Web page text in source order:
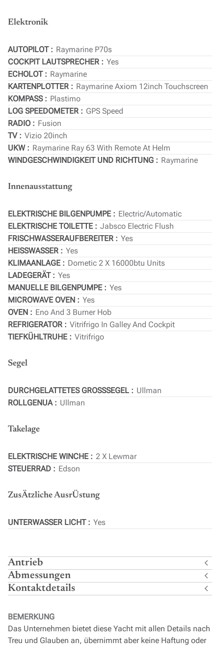
Elektronik
AUTOPILOT
Raymarine P70s
COCKPIT LAUTSPRECHER
Yes
ECHOLOT
Raymarine
KARTENPLOTTER
Raymarine Axiom 12inch Touchscreen
KOMPASS
Plastimo
LOG SPEEDOMETER
GPS Speed
RADIO
Fusion
TV
Vizio 20inch
UKW
Raymarine Ray 63 With Remote At Helm
WINDGESCHWINDIGKEIT UND RICHTUNG
Raymarine
Innenausstattung
ELEKTRISCHE BILGENPUMPE
Electric/Automatic
ELEKTRISCHE TOILETTE
Jabsco Electric Flush
FRISCHWASSERAUFBEREITER
Yes
HEISSWASSER
Yes
KLIMAANLAGE
Dometic 2 X 16000btu Units
LADEGERÄT
Yes
MANUELLE BILGENPUMPE
Yes
MICROWAVE OVEN
Yes
OVEN
Eno And 3 Burner Hob
REFRIGERATOR
Vitrifrigo In Galley And Cockpit
TIEFKÜHLTRUHE
Vitrifrigo
Segel
DURCHGELATTETES GROSSSEGEL
Ullman
ROLLGENUA
Ullman
Takelage
ELEKTRISCHE WINCHE
2 X Lewmar
STEUERRAD
Edson
ZusÄtzliche AusrÜstung
UNTERWASSER LICHT Yes
Antrieb
Abmessungen
Kontaktdetails
BEMERKUNG
Das Unternehmen bietet diese Yacht mit allen Details nach
Treu und Glauben an, übernimmt aber keine Haftung oder